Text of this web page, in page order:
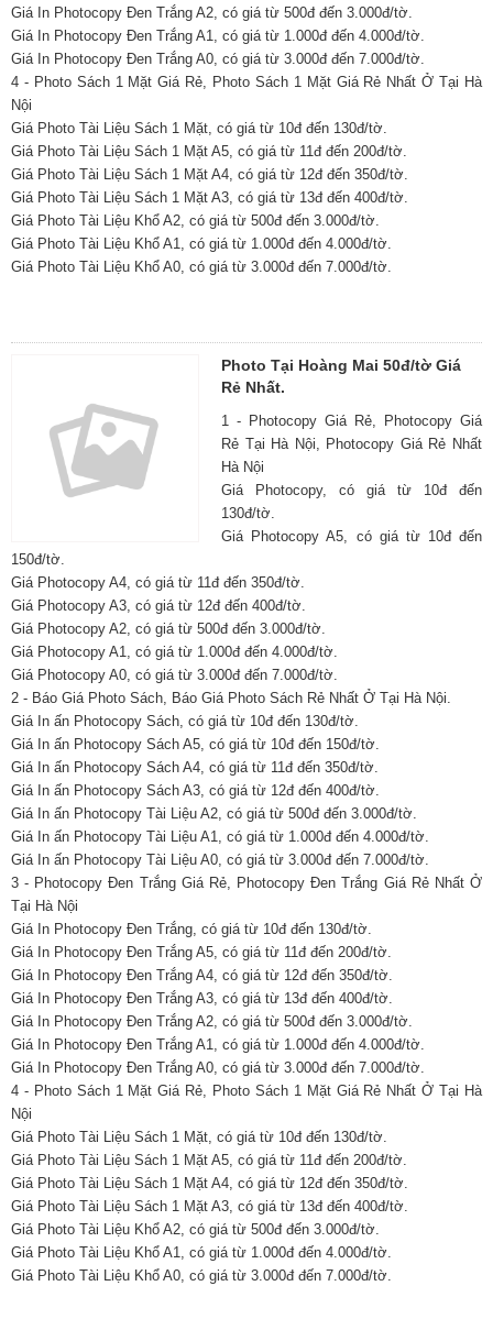
Giá In Photocopy Đen Trắng A2, có giá từ 500đ đến 3.000đ/tờ.
Giá In Photocopy Đen Trắng A1, có giá từ 1.000đ đến 4.000đ/tờ.
Giá In Photocopy Đen Trắng A0, có giá từ 3.000đ đến 7.000đ/tờ.
4 - Photo Sách 1 Mặt Giá Rẻ, Photo Sách 1 Mặt Giá Rẻ Nhất Ở Tại Hà
Nội
Giá Photo Tài Liệu Sách 1 Mặt, có giá từ 10đ đến 130đ/tờ.
Giá Photo Tài Liệu Sách 1 Mặt A5, có giá từ 11đ đến 200đ/tờ.
Giá Photo Tài Liệu Sách 1 Mặt A4, có giá từ 12đ đến 350đ/tờ.
Giá Photo Tài Liệu Sách 1 Mặt A3, có giá từ 13đ đến 400đ/tờ.
Giá Photo Tài Liệu Khổ A2, có giá từ 500đ đến 3.000đ/tờ.
Giá Photo Tài Liệu Khổ A1, có giá từ 1.000đ đến 4.000đ/tờ.
Giá Photo Tài Liệu Khổ A0, có giá từ 3.000đ đến 7.000đ/tờ.
Photo Tại Hoàng Mai 50đ/tờ Giá
Rẻ Nhất.
1 - Photocopy Giá Rẻ, Photocopy Giá
Rẻ Tại Hà Nội, Photocopy Giá Rẻ Nhất
Hà Nội
Giá Photocopy, có giá từ 10đ đến
130đ/tờ.
Giá Photocopy A5, có giá từ 10đ đến
150đ/tờ.
Giá Photocopy A4, có giá từ 11đ đến 350đ/tờ.
Giá Photocopy A3, có giá từ 12đ đến 400đ/tờ.
Giá Photocopy A2, có giá từ 500đ đến 3.000đ/tờ.
Giá Photocopy A1, có giá từ 1.000đ đến 4.000đ/tờ.
Giá Photocopy A0, có giá từ 3.000đ đến 7.000đ/tờ.
2 - Báo Giá Photo Sách, Báo Giá Photo Sách Rẻ Nhất Ở Tại Hà Nội.
Giá In ấn Photocopy Sách, có giá từ 10đ đến 130đ/tờ.
Giá In ấn Photocopy Sách A5, có giá từ 10đ đến 150đ/tờ.
Giá In ấn Photocopy Sách A4, có giá từ 11đ đến 350đ/tờ.
Giá In ấn Photocopy Sách A3, có giá từ 12đ đến 400đ/tờ.
Giá In ấn Photocopy Tài Liệu A2, có giá từ 500đ đến 3.000đ/tờ.
Giá In ấn Photocopy Tài Liệu A1, có giá từ 1.000đ đến 4.000đ/tờ.
Giá In ấn Photocopy Tài Liệu A0, có giá từ 3.000đ đến 7.000đ/tờ.
3 - Photocopy Đen Trắng Giá Rẻ, Photocopy Đen Trắng Giá Rẻ Nhất Ở
Tại Hà Nội
Giá In Photocopy Đen Trắng, có giá từ 10đ đến 130đ/tờ.
Giá In Photocopy Đen Trắng A5, có giá từ 11đ đến 200đ/tờ.
Giá In Photocopy Đen Trắng A4, có giá từ 12đ đến 350đ/tờ.
Giá In Photocopy Đen Trắng A3, có giá từ 13đ đến 400đ/tờ.
Giá In Photocopy Đen Trắng A2, có giá từ 500đ đến 3.000đ/tờ.
Giá In Photocopy Đen Trắng A1, có giá từ 1.000đ đến 4.000đ/tờ.
Giá In Photocopy Đen Trắng A0, có giá từ 3.000đ đến 7.000đ/tờ.
4 - Photo Sách 1 Mặt Giá Rẻ, Photo Sách 1 Mặt Giá Rẻ Nhất Ở Tại Hà
Nội
Giá Photo Tài Liệu Sách 1 Mặt, có giá từ 10đ đến 130đ/tờ.
Giá Photo Tài Liệu Sách 1 Mặt A5, có giá từ 11đ đến 200đ/tờ.
Giá Photo Tài Liệu Sách 1 Mặt A4, có giá từ 12đ đến 350đ/tờ.
Giá Photo Tài Liệu Sách 1 Mặt A3, có giá từ 13đ đến 400đ/tờ.
Giá Photo Tài Liệu Khổ A2, có giá từ 500đ đến 3.000đ/tờ.
Giá Photo Tài Liệu Khổ A1, có giá từ 1.000đ đến 4.000đ/tờ.
Giá Photo Tài Liệu Khổ A0, có giá từ 3.000đ đến 7.000đ/tờ.